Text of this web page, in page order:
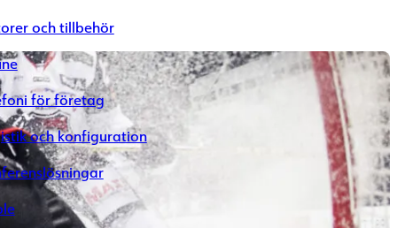
och tillbehör
för företag
och konfiguration